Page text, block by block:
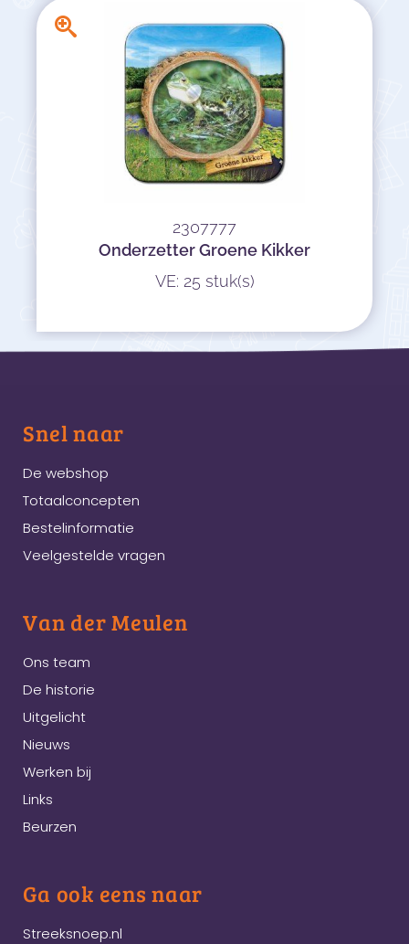
2307777
Onderzetter Groene Kikker
VE: 25 stuk(s)
Snel naar
De webshop
Totaalconcepten
Bestelinformatie
Veelgestelde vragen
Van der Meulen
Ons team
De historie
Uitgelicht
Nieuws
Werken bij
Links
Beurzen
Ga ook eens naar
Streeksnoep.nl